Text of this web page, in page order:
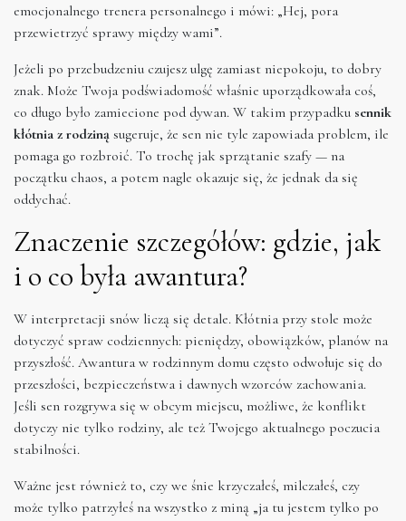
emocjonalnego trenera personalnego i mówi: „Hej, pora
przewietrzyć sprawy między wami”.
Jeżeli po przebudzeniu czujesz ulgę zamiast niepokoju, to dobry
znak. Może Twoja podświadomość właśnie uporządkowała coś,
co długo było zamiecione pod dywan. W takim przypadku sennik
kłótnia z rodziną sugeruje, że sen nie tyle zapowiada problem, ile
pomaga go rozbroić. To trochę jak sprzątanie szafy — na
początku chaos, a potem nagle okazuje się, że jednak da się
oddychać.
Znaczenie szczegółów: gdzie, jak
i o co była awantura?
W interpretacji snów liczą się detale. Kłótnia przy stole może
dotyczyć spraw codziennych: pieniędzy, obowiązków, planów na
przyszłość. Awantura w rodzinnym domu często odwołuje się do
przeszłości, bezpieczeństwa i dawnych wzorców zachowania.
Jeśli sen rozgrywa się w obcym miejscu, możliwe, że konflikt
dotyczy nie tylko rodziny, ale też Twojego aktualnego poczucia
stabilności.
Ważne jest również to, czy we śnie krzyczałeś, milczałeś, czy
może tylko patrzyłeś na wszystko z miną „ja tu jestem tylko po